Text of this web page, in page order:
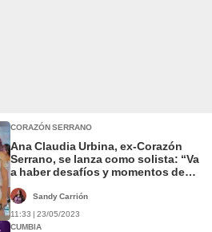
CORAZÓN SERRANO
Ana Claudia Urbina, ex-Corazón
Serrano, se lanza como solista: “Va
a haber desafíos y momentos de
Sandy Carrión
11:33 | 23/05/2023
CUMBIA